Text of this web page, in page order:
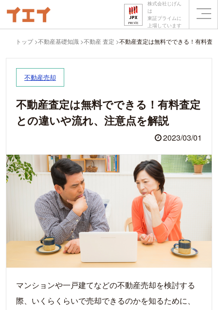
株式会社じげん
は
東証プライムに
上場しています
トップ 不動産基礎知識 不動産 査定 不動産査定は無料でできる！有料査
不動産売却
不動産査定は無料でできる！有料査定
との違いや流れ、注意点を解説
2023/03/01
マンションや一戸建てなどの不動産売却を検討する
際、いくらくらいで売却できるのかを知るために、